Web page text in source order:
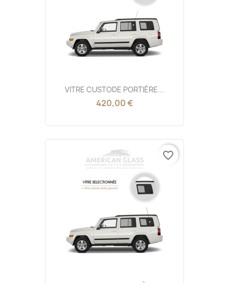
VITRE CUSTODE PORTIÈRE...
420,00 €
favorite_border